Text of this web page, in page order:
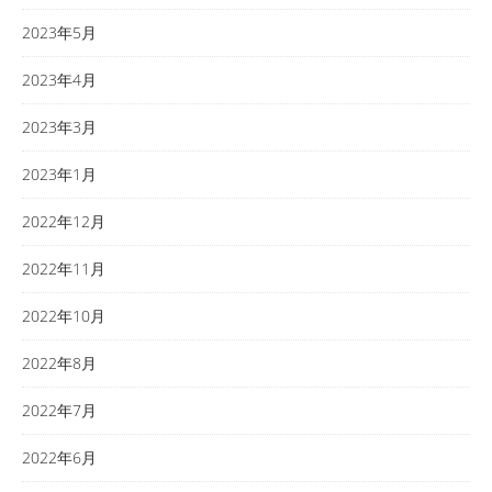
2023年5月
2023年4月
2023年3月
2023年1月
2022年12月
2022年11月
2022年10月
2022年8月
2022年7月
2022年6月